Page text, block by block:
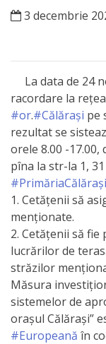
Strategii
Registrul
de
Stat
al
Actelor
Locale
Primăria
Aparatul
Primăriei
3 decembrie
La data de 24
racordare la
#or.#Călărași pe
rezultat se
orele 8.00 -
pîna la str-la 1,
#PrimăriaCălărași
1. Cetățenii să
menționate.
2. Cetățenii să
lucrărilor de
străzilor
Măsura
sistemelor de
orașul Călărași”
#Europeană în